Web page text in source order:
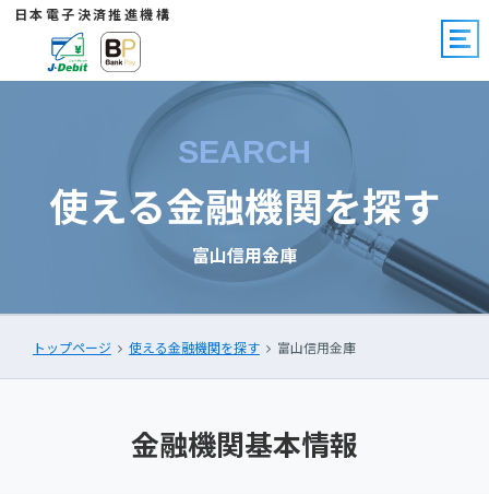
日本電子決済推進機構
SEARCH
使える金融機関を探す
富山信用金庫
トップページ 使える金融機関を探す 富山信用金庫
金融機関基本情報